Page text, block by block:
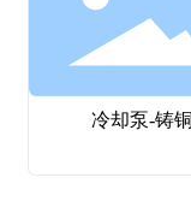
冷却泵-铸铜